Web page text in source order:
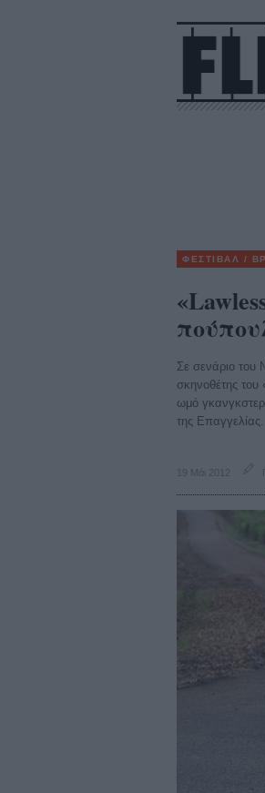
ΦΕΣΤΙΒΑΛ /
Σε σενάριο του
σκηνοθέτης του
ωμό
της Επαγγελίας.
19 Μάι 2012